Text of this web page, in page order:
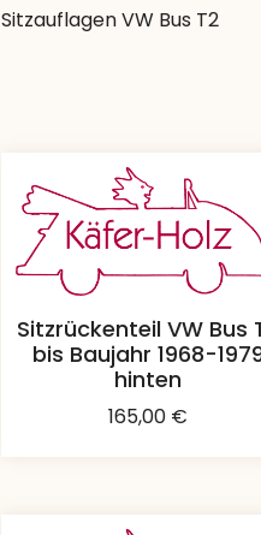
Sitzauflagen VW Bus T2
Sitzrückenteil VW Bus
bis Baujahr 1968-
hinten
165,00 €